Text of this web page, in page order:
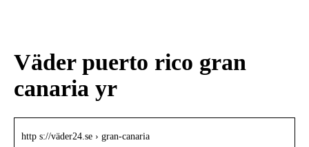
Väder puerto rico gran
canaria yr
http s://väder24.se › gran-canaria